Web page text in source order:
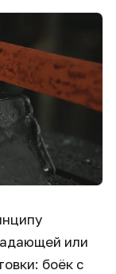
или
боёк с